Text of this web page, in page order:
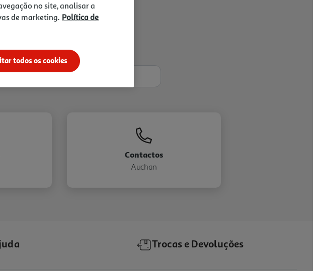
novo?
Contactos
Auchan
Trocas e Devoluções
no site, analisar a
de marketing. Política de
todos os cookies